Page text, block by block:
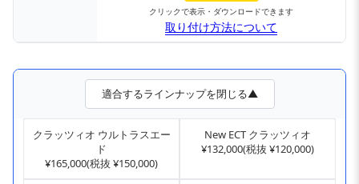
クリックで表示・ダウンロードできます
取り付け方法について
適合するラインナップを閉じる▲
クラッツィオ ウルトラスエー
ド
¥165,000(税抜 ¥150,000)
New ECT クラッツィオ
¥132,000(税抜 ¥120,000)